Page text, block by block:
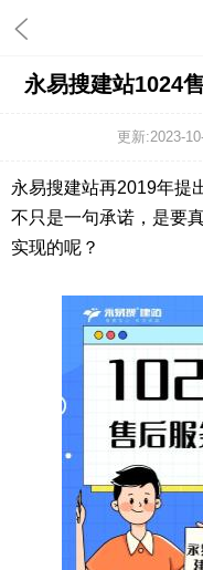
永易搜建站1024
更新:2023-
永易搜建站再2019年提
不只是一句承诺，是要
实现的呢？